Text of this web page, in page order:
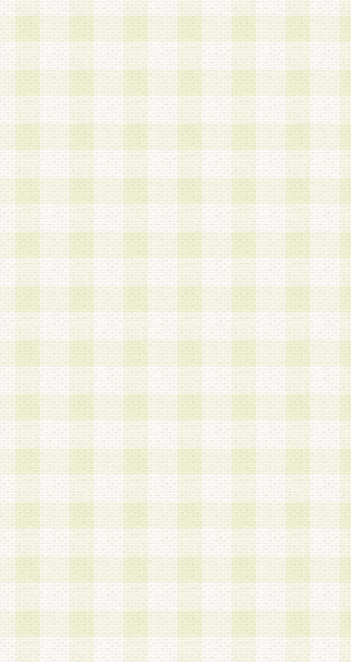
1.会員は、会員登録後、本サイト内にて本サービ
加する際には、前条に基づき当社から付与された
スワードを使用するものとします。
2.登録の際に当社が付与したログインIDおよびパ
の使用に関しては、全て会員本人がその責任を負
3.会員は、当社から付与されたログインIDおよび
貸与、名義変更、売買その他形態を問わず第三者
ならないものとします。
4.当社は、会員によるログインIDおよびパスワー
盗用など第三者の利用に伴う損害の発生について
き事由の有無、その他原因の如何を問わず、一切
のとします。
第5条 会員の登録情報
1.当社は、会員の登録情報に含まれる氏名・住所
アドレス等会員個人を識別できる情報を当社が別
シーポリシー
」に基づき適切に取り扱うものとし
は、当該個人情報を以下の各号に定める目的に利
す。なお、これら事項以外の目的で個人情報を利
かじめ会員の同意を得たうえで利用するものとし
a.本サービスの実施または運営
b.本サービスに係る謝礼、景品、調査サンプル品
c.会員からの電話、メール等の問い合わせなどへ
d.その他これらに付随する業務
2.当社は、会員個人を識別することのできる情報
会員情報を本人の承諾なく第三者に開示すること
人を識別できる情報について第三者に開示または
社は事前に会員本人の同意を得るものとします。
3.前項の定めに拘わらず、当社は、以下の目的に
意を 得ることなく、会員個人を識別できる情報